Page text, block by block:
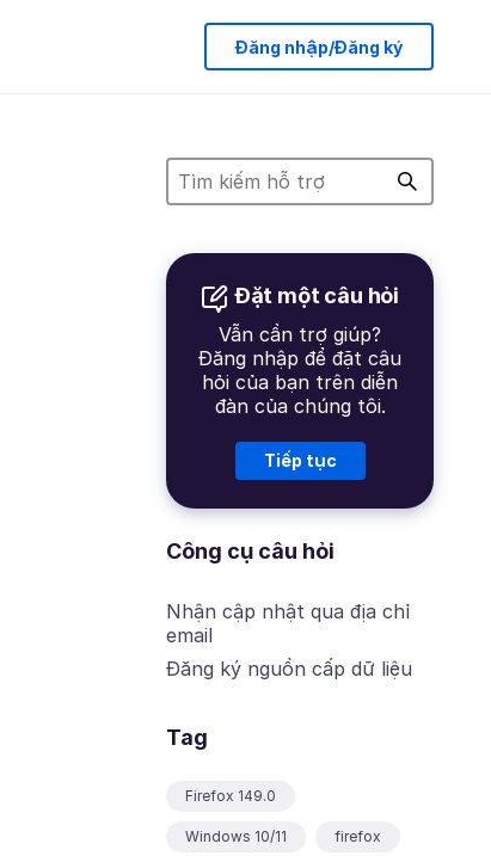
Đăng nhập/Đăng ký
Đặt một câu hỏi
Vẫn cần trợ giúp?
Đăng nhập để đặt câu
hỏi của bạn trên diễn
đàn của chúng tôi.
Tiếp tục
Công cụ câu hỏi
Nhận cập nhật qua địa chỉ
email
Đăng ký nguồn cấp dữ liệu
Tag
Firefox 149.0
Windows 10/11 firefox